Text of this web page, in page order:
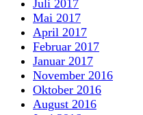
Juli 2017
Mai 2017
April 2017
Februar 2017
Januar 2017
November 2016
Oktober 2016
August 2016